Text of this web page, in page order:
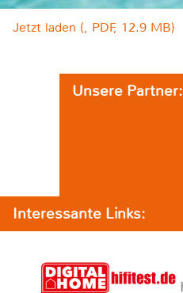
Jetzt laden (, PDF, 12.9 MB)
Unsere Partner:
Interessante Links: